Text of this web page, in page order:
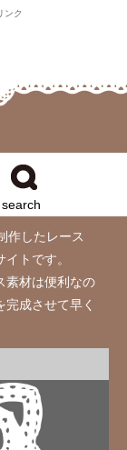
ンク
search
作したレース
トです。
素材は便利なの
成させて早く